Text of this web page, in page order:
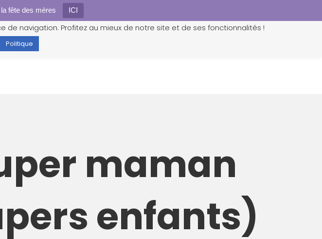
fête des mères ICI
maman
enfants)
cookies
navigation. Profitez au mieux de notre site et de ses fonctionnalités !
Politique